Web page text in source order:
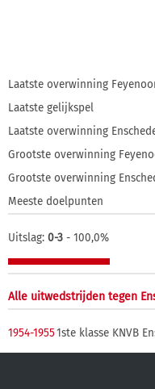
Laatste overwinning
Laatste gelijkspel
Laatste overwinning
Grootste overwinning
Grootste overwinning
Meeste doelpunten
Uitslag: 0-3 - 100,0%
Alle uitwedstrijden tegen
1954-19551ste klasse KNVB